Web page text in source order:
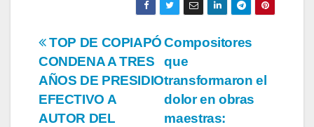
Navegación
de
entradas
Compositores
que
transformaron el
dolor en obras
maestras:
TOP DE COPIAPÓ
CONDENA A TRES
AÑOS DE PRESIDIO
EFECTIVO A
AUTOR DEL